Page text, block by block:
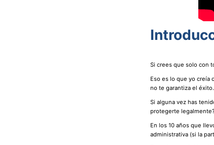
Si crees que solo con
Eso es lo que yo creía
no te garantiza el
Si alguna vez has
protegerte
En los 10 años que
administrativa (si la